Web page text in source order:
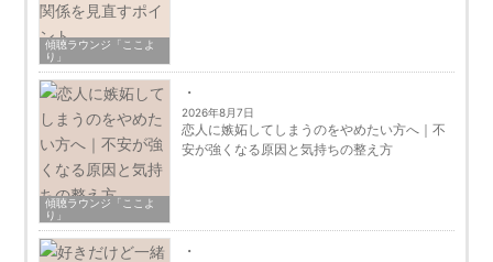
傾聴ラウンジ「ここよ
り」
傾聴ラウンジ「ここよ
り」
2026年8月7日
恋人に嫉妬してしまうのをやめたい方へ｜不
安が強くなる原因と気持ちの整え方